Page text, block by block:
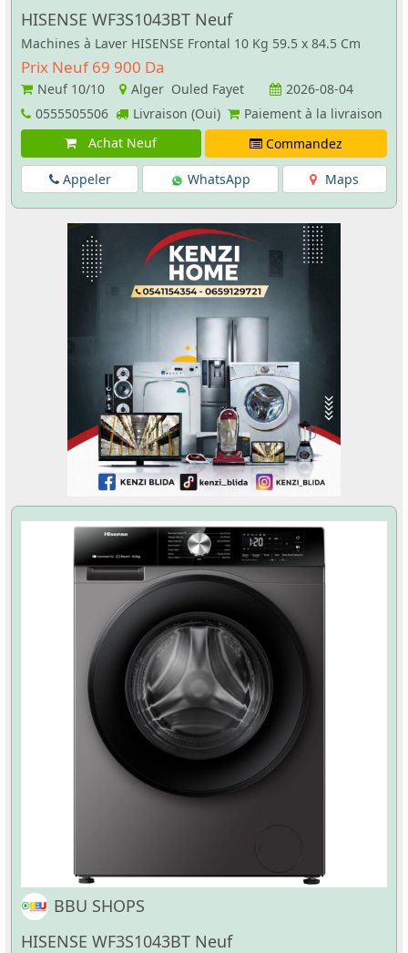
HISENSE WF3S1043BT Neuf
Machines à Laver HISENSE Frontal 10 Kg 59.5 x 84.5 Cm
Prix Neuf 69 900 Da
Neuf 10/10 Alger Ouled Fayet
2026-08-04
0555505506
Livraison (Oui)
Paiement à la livraison
Achat Neuf
Commandez
Appeler WhatsApp Maps
BBU SHOPS
HISENSE WF3S1043BT Neuf